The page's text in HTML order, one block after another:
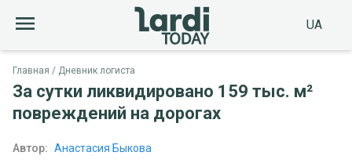
UA
Главная Дневник логиста
За сутки ликвидировано 159 тыс. м²
повреждений на дорогах
Автор: Анастасия Быкова